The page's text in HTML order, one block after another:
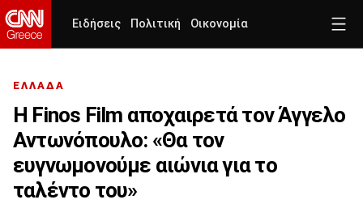
Ειδήσεις Πολιτική Οικονομία
ΕΛΛΑΔΑ
Η Finos Film αποχαιρετά τον Άγγελο
Αντωνόπουλο: «Θα τον
ευγνωμονούμε αιώνια για το
ταλέντο του»